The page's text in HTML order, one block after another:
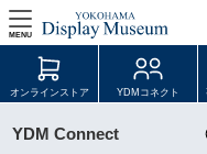
MENU
オンラインストア YDMコネクト
YDM Connect